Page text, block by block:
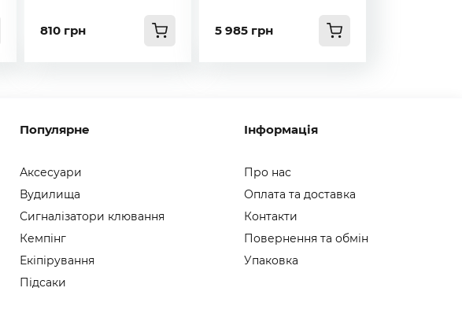
810 грн 5 985 грн
Популярне
Аксесуари
Вудилища
Сигналізатори клювання
Кемпінг
Екіпірування
Підсаки
Інформація
Про нас
Оплата та доставка
Контакти
Повернення та обмін
Упаковка